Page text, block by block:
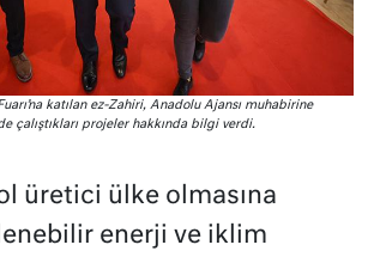
katılan ez-Zahiri, Anadolu Ajansı muhabirine
çalıştıkları projeler hakkında bilgi verdi.
üretici ülke olmasına
enerji ve iklim